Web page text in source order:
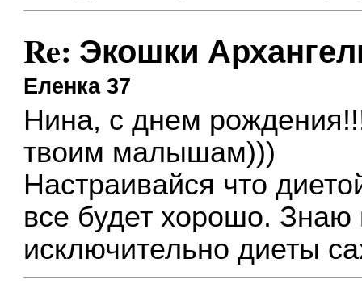
Re: Экошки
Еленка 37
Нина, с днем
твоим малышам)))
Настраивайся что
все будет хорошо. Знаю
исключительно диеты